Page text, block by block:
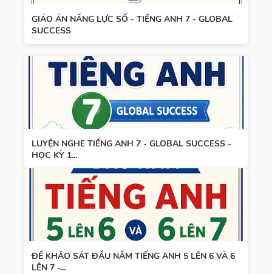
GIÁO ÁN NĂNG LỰC SỐ - TIẾNG ANH 7 - GLOBAL
SUCCESS
LUYỆN NGHE TIẾNG ANH 7 - GLOBAL SUCCESS -
HỌC KỲ 1...
ĐỀ KHẢO SÁT ĐẦU NĂM TIẾNG ANH 5 LÊN 6 VÀ 6
LÊN 7 -...